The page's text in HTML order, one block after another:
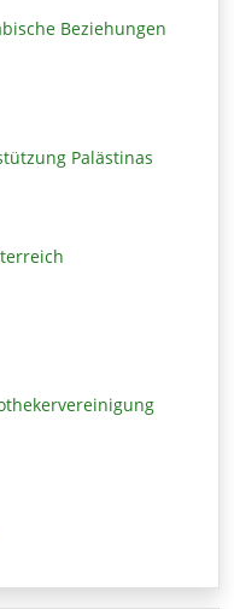
Beziehungen
Palästinas